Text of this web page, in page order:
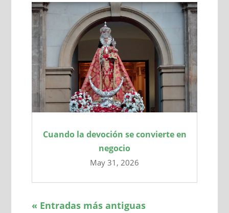
Cuando la devoción se convierte en
negocio
May 31, 2026
« Entradas más antiguas